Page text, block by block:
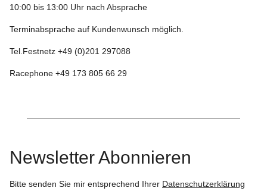
10:00 bis 13:00 Uhr nach Absprache
Terminabsprache auf Kundenwunsch möglich.
Tel.Festnetz +49 (0)201 297088
Racephone +49 173 805 66 29
Newsletter Abonnieren
Bitte senden Sie mir entsprechend Ihrer Datenschutzerklärung